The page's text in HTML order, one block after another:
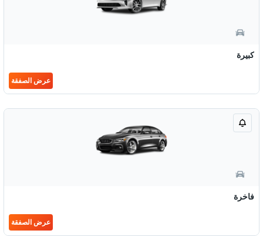
كبيرة
عرض الصفقة
فاخرة
عرض الصفقة